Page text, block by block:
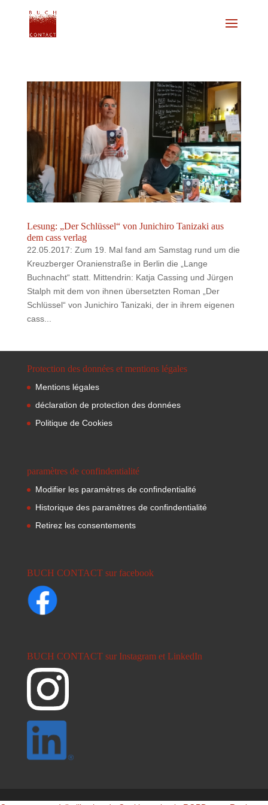
Lesung: „Der Schlüssel“ von Junichiro Tanizaki aus
dem cass verlag
22.05.2017: Zum 19. Mal fand am Samstag rund um die
Kreuzberger Oranienstraße in Berlin die „Lange
Buchnacht“ statt. Mittendrin: Katja Cassing und Jürgen
Stalph mit dem von ihnen übersetzten Roman „Der
Schlüssel“ von Junichiro Tanizaki, der in ihrem eigenen
cass...
Protection des données et mentions légales
Mentions légales
déclaration de protection des données
Politique de Cookies
paramètres de confindentialité
Modifier les paramètres de confindentialité
Historique des paramètres de confindentialité
Retirez les consentements
BUCH CONTACT sur facebook
BUCH CONTACT sur Instagram et LinkedIn